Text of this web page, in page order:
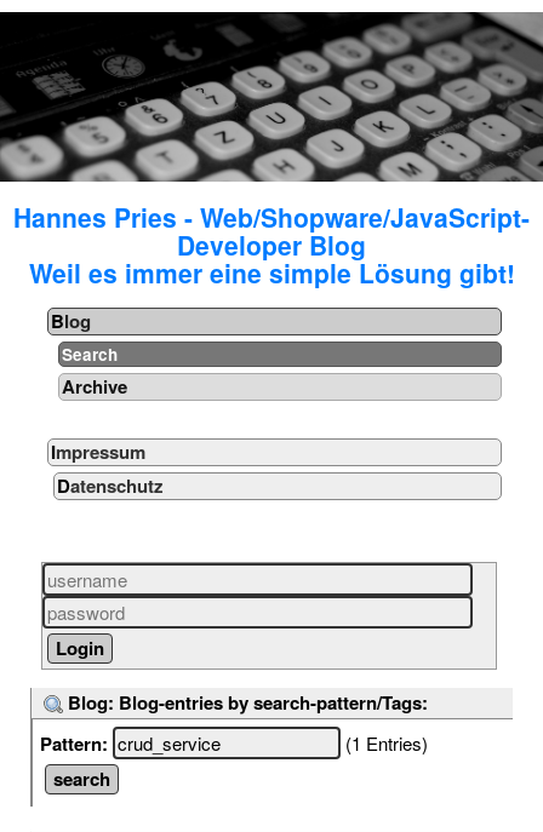
Hannes Pries - Web/Shopware/JavaScript-
Developer Blog
Weil es immer eine simple Lösung gibt!
Blog
Search
Archive
Impressum
Datenschutz
Blog: Blog-entries by search-pattern/Tags:
Pattern:
(1 Entries)